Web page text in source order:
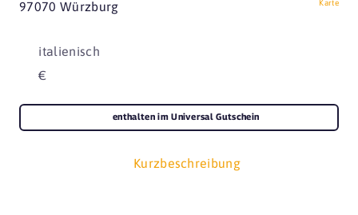
97070 Würzburg Karte
italienisch
€
Kurzbeschreibung
enthalten im Universal Gutschein